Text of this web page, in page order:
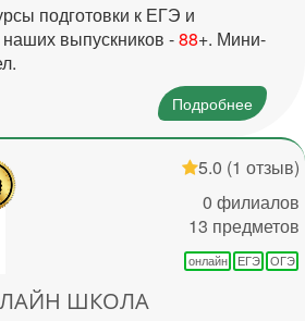
подготовки к ЕГЭ и
выпускников -88+. Мини-
Подробнее
5.0 (1 отзыв)
0 филиалов
13 предметов
онлайн ЕГЭ ОГЭ
ШКОЛА